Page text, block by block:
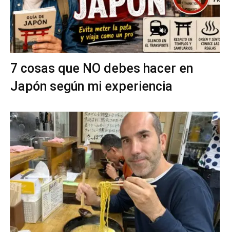
7 cosas que NO debes hacer en
Japón según mi experiencia